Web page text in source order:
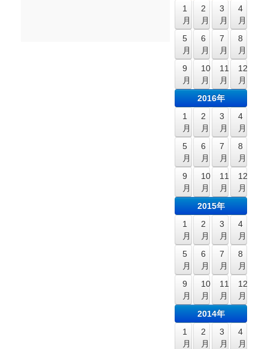
1
月
2
月
3
月
4
月
5
月
6
月
7
月
8
月
9
月
10
月
11
月
12
月
2016年
1
月
2
月
3
月
4
月
5
月
6
月
7
月
8
月
9
月
10
月
11
月
12
月
2015年
1
月
2
月
3
月
4
月
5
月
6
月
7
月
8
月
9
月
10
月
11
月
12
月
2014年
1
月
2
月
3
月
4
月